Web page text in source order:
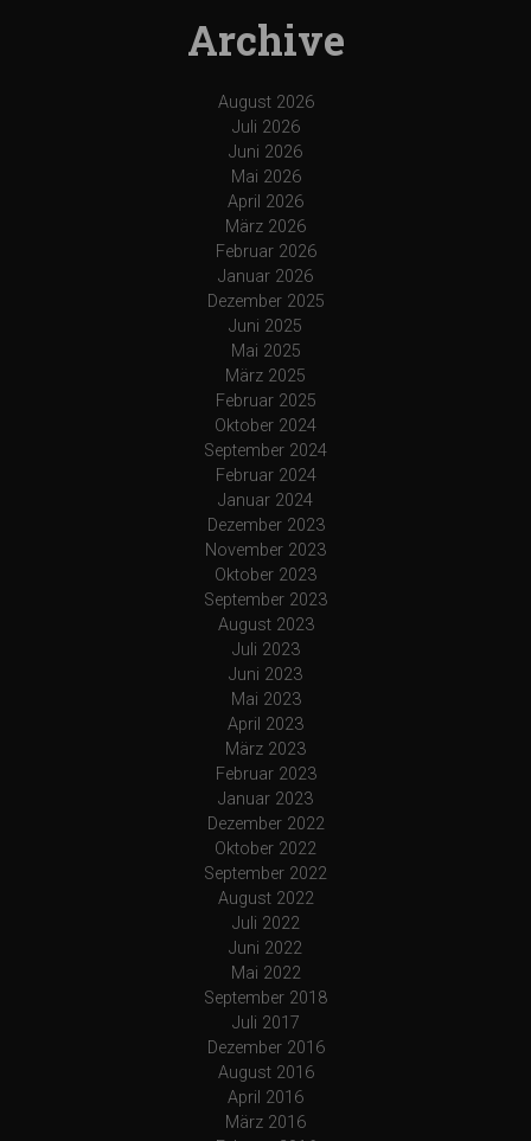
Archive
August 2026
Juli 2026
Juni 2026
Mai 2026
April 2026
März 2026
Februar 2026
Januar 2026
Dezember 2025
Juni 2025
Mai 2025
März 2025
Februar 2025
Oktober 2024
September 2024
Februar 2024
Januar 2024
Dezember 2023
November 2023
Oktober 2023
September 2023
August 2023
Juli 2023
Juni 2023
Mai 2023
April 2023
März 2023
Februar 2023
Januar 2023
Dezember 2022
Oktober 2022
September 2022
August 2022
Juli 2022
Juni 2022
Mai 2022
September 2018
Juli 2017
Dezember 2016
August 2016
April 2016
März 2016